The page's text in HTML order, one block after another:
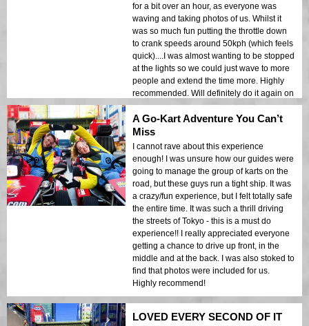
for a bit over an hour, as everyone was
waving and taking photos of us. Whilst it
was so much fun putting the throttle down
to crank speeds around 50kph (which feels
quick)....I was almost wanting to be stopped
at the lights so we could just wave to more
people and extend the time more. Highly
recommended. Will definitely do it again on
my next visit to Tokyo.
A Go-Kart Adventure You Can’t
Miss
I cannot rave about this experience
enough! I was unsure how our guides were
going to manage the group of karts on the
road, but these guys run a tight ship. It was
a crazy/fun experience, but I felt totally safe
the entire time. It was such a thrill driving
the streets of Tokyo - this is a must do
experience!! I really appreciated everyone
getting a chance to drive up front, in the
middle and at the back. I was also stoked to
find that photos were included for us.
Highly recommend!
LOVED EVERY SECOND OF IT